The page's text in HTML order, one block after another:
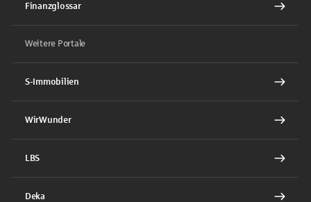
Finanzglossar
Weitere Portale
S-Immobilien
WirWunder
LBS
Deka